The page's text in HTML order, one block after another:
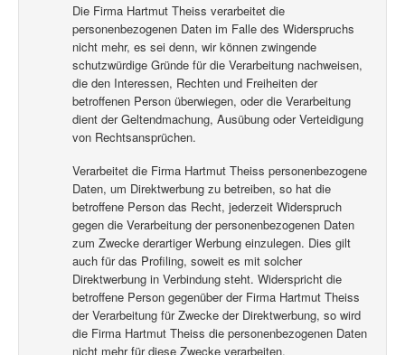
Die Firma Hartmut Theiss verarbeitet die
personenbezogenen Daten im Falle des Widerspruchs
nicht mehr, es sei denn, wir können zwingende
schutzwürdige Gründe für die Verarbeitung nachweisen,
die den Interessen, Rechten und Freiheiten der
betroffenen Person überwiegen, oder die Verarbeitung
dient der Geltendmachung, Ausübung oder Verteidigung
von Rechtsansprüchen.
Verarbeitet die Firma Hartmut Theiss personenbezogene
Daten, um Direktwerbung zu betreiben, so hat die
betroffene Person das Recht, jederzeit Widerspruch
gegen die Verarbeitung der personenbezogenen Daten
zum Zwecke derartiger Werbung einzulegen. Dies gilt
auch für das Profiling, soweit es mit solcher
Direktwerbung in Verbindung steht. Widerspricht die
betroffene Person gegenüber der Firma Hartmut Theiss
der Verarbeitung für Zwecke der Direktwerbung, so wird
die Firma Hartmut Theiss die personenbezogenen Daten
nicht mehr für diese Zwecke verarbeiten.